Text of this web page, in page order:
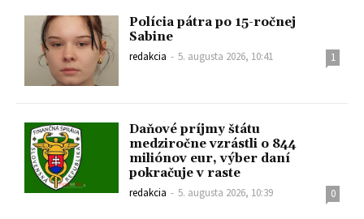
Polícia pátra po 15-ročnej
Sabine
redakcia - 5. augusta 2026, 10:41 1
Daňové príjmy štátu
medziročne vzrástli o 844
miliónov eur, výber daní
pokračuje v raste
redakcia - 5. augusta 2026, 10:39 0